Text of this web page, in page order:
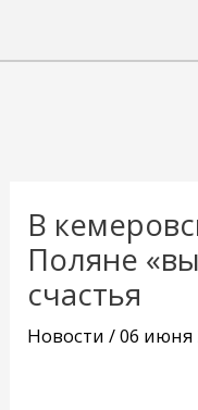
В
Поляне
счастья
Новости /06 июня
записям